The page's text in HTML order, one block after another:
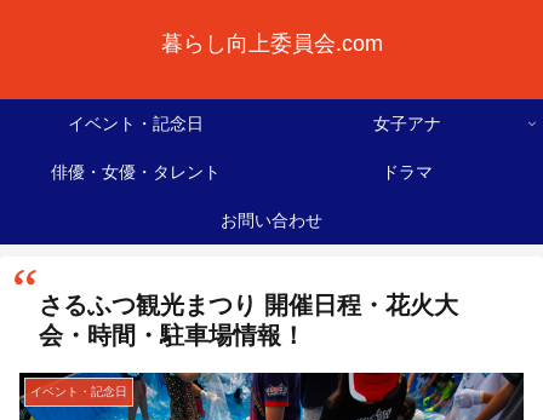
暮らし向上委員会.com
イベント・記念日 女子アナ
俳優・女優・タレント ドラマ
お問い合わせ
さるふつ観光まつり 開催日程・花火大
会・時間・駐車場情報！
イベント・記念日